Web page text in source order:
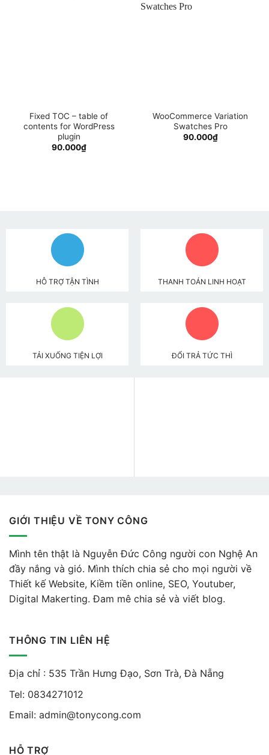
Fixed TOC – table of
contents for WordPress
plugin
90.000₫
WooCommerce Variation
Swatches Pro
90.000₫
HỖ TRỢ TẬN TÌNH THANH TOÁN LINH HOẠT
TẢI XUỐNG TIỆN LỢI ĐỔI TRẢ TỨC THÌ
GIỚI THIỆU VỀ TONY CÔNG
Mình tên thật là Nguyễn Đức Công người con Nghệ An
đầy nắng và gió. Mình thích chia sẻ cho mọi người về
Thiết kế Website, Kiềm tiền online, SEO, Youtuber,
Digital Makerting. Đam mê chia sẻ và viết blog.
THÔNG TIN LIÊN HỆ
Địa chỉ : 535 Trần Hưng Đạo, Sơn Trà, Đà Nẵng
Tel: 0834271012
Email: admin@tonycong.com
HỖ TRỢ